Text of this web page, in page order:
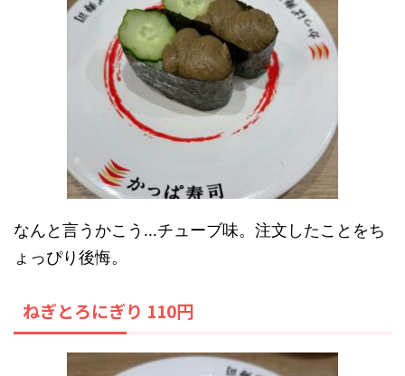
なんと言うかこう…チューブ味。注文したことをち
ょっぴり後悔。
ねぎとろにぎり 110円